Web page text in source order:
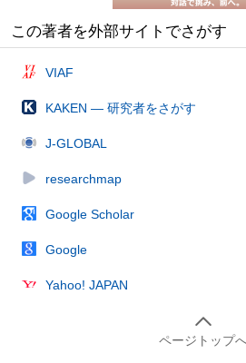
この著者を外部サイトでさがす
VIAF
KAKEN — 研究者をさがす
J-GLOBAL
researchmap
Google Scholar
Google
Yahoo! JAPAN
ページトップ